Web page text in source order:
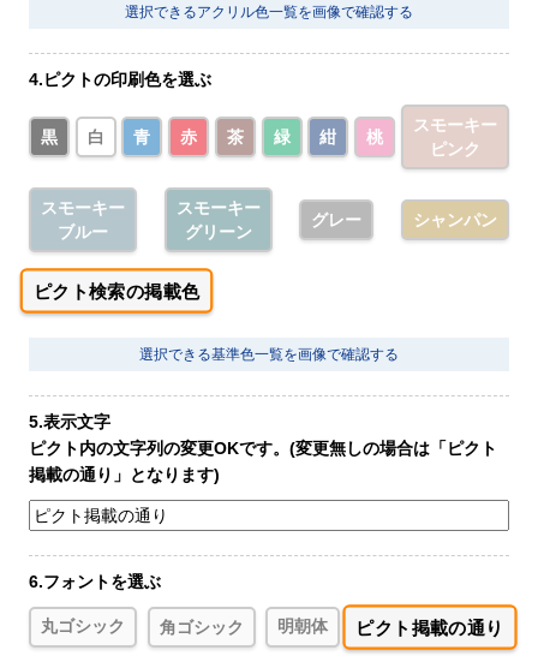
選択できるアクリル色一覧を画像で確認する
4.ピクトの印刷色を選ぶ
黒 白 青 赤 茶 緑 紺 桃
スモーキー
ピンク
スモーキー
ブルー
スモーキー
グリーン
グレー シャンパン
ピクト検索の掲載色
選択できる基準色一覧を画像で確認する
5.表示文字
ピクト内の文字列の変更OKです。(変更無しの場合は「ピクト
掲載の通り」となります)
6.フォントを選ぶ
丸ゴシック 角ゴシック 明朝体 ピクト掲載の通り